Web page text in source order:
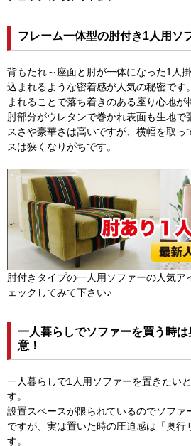
フレーム一体型の肘付き1人用ソ
背もたれ～座面と肘が一体になった1人
込まれるような密着感が人気の秘密です
まれることで落ち着きのある座り心地が
肘部分がウレタンで巻かれ表面も生地で
スさや豪華さは高いですが、横幅を取っ
スは狭くなりがちです。
肘付きタイプの一人用ソファーの人気ア
ェックしてみて下さい♪
一人暮らしでソファーを買う時
意！
一人暮らしで1人用ソファーを置きたい
す。
設置スペースが限られているのでソファ
ですが、実は置いた時の圧迫感は「奥行
す。